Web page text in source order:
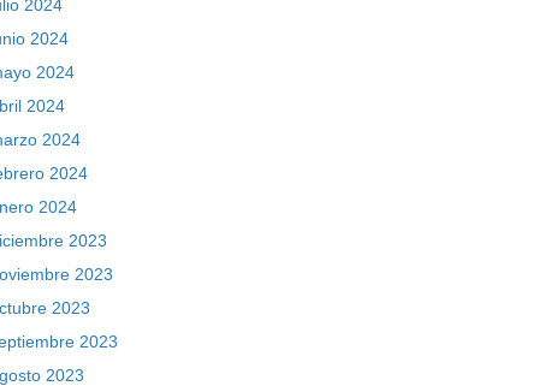
2024
2024
2024
2024
2024
2024
2024
2023
2023
2023
2023
2023